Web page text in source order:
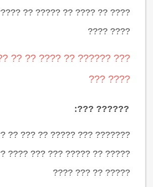
???? ?? ????? ?? ????? ?????
???? ????
?? ???? ?? ?? ??? ?????
???? ???
?????? ???:
??? ????? ?? ??? ?? ??????
?? ????? ??? ??? ???? ?? ???
????? ?? ??? ????